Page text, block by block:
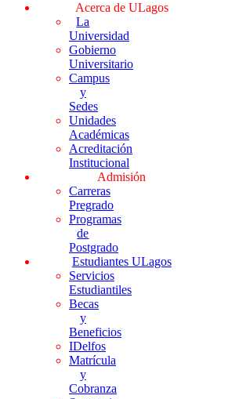
Acerca de ULagos
La
Universidad
Gobierno
Universitario
Campus
y
Sedes
Unidades
Académicas
Acreditación
Institucional
Admisión
Carreras
Pregrado
Programas
de
Postgrado
Estudiantes ULagos
Servicios
Estudiantiles
Becas
y
Beneficios
IDelfos
Matrícula
y
Cobranza